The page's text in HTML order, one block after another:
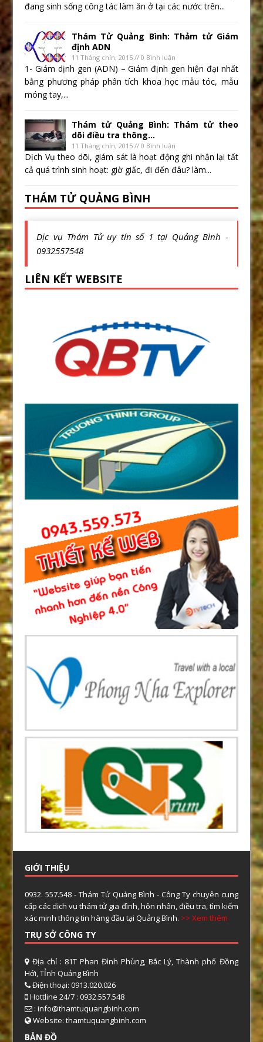
đang sinh sống công tác làm ăn ở tại các nước trên...
Thám Tử Quảng Bình: Thảm tử Giám
định ADN
11 Tháng chín, 2015 // 0 Bình luận
1- Giám dịnh gen (ADN) – Giám định gen hiện đại nhất
bằng phương pháp phân tích khoa học mẫu tóc, mẫu
móng tay,...
Thám tử Quảng Bình: Thám tử theo
dõi điều tra thông...
11 Tháng chín, 2015 // 0 Bình luận
Dịch Vụ theo dõi, giám sát là hoạt động ghi nhận lại tất
cả quá trình sinh hoạt: giờ giấc, đi đến đâu? làm...
THÁM TỬ QUẢNG BÌNH
Dịc vụ Thám Tử uy tín số 1 tại Quảng Bình -
0932557548
LIÊN KẾT WEBSITE
GIỚI THIỆU
0932. 557.548 - Thám Tử Quảng Bình - Công Ty chuyên cung
cấp các dịch vụ thám tử gia đình, hôn nhân, điều tra, tìm kiếm
xác minh thông tin hàng đầu tại Quảng Bình. >> Xem thêm
TRỤ SỞ CÔNG TY
Địa chỉ : 81T Phan Đình Phùng, Bắc Lý, Thành phố Đồng
Hới, TỈnh Quảng Bình
Điện thoại: 0913.020.026
Hottline 24/7 : 0932.557.548
: info@thamtuquangbinh.com
Website: thamtuquangbinh.com
BẢN ĐỒ